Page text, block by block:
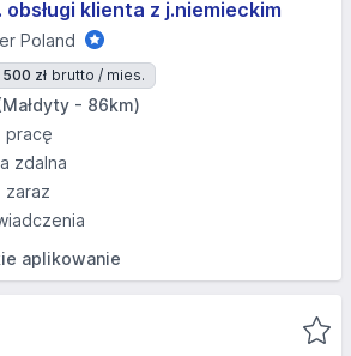
klienta z j.niemieckim
Poland
zł brutto / mies.
- 86km)
pracę
zdalna
zaraz
aplikowanie